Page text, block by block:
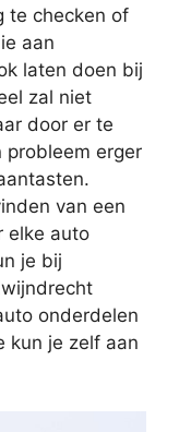
te checken of
aan
laten doen bij
zal niet
door er te
probleem erger
van een
elke auto
je bij
onderdelen
kun je zelf aan